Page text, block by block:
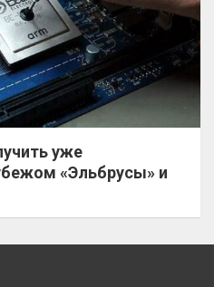
уже
«Эльбрусы» и